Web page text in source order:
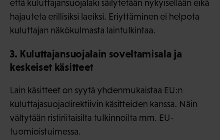
että kuluttajansuojalaki säilytetään nykyisellään eikä
hajauteta erillisiksi laeiksi. Eriyttäminen ei helpota
kuluttajan näkökulmasta laintulkintaa.
3. Kuluttajansuojalain soveltamisala ja
keskeiset käsitteet
Lain käsitteet on syytä yhdenmukaistaa EU:n
kuluttajasuojadirektiivin käsitteiden kanssa. Näin
vältytään ristiriitaisilta tulkinnoilta mm. EU-
tuomioistuimessa.